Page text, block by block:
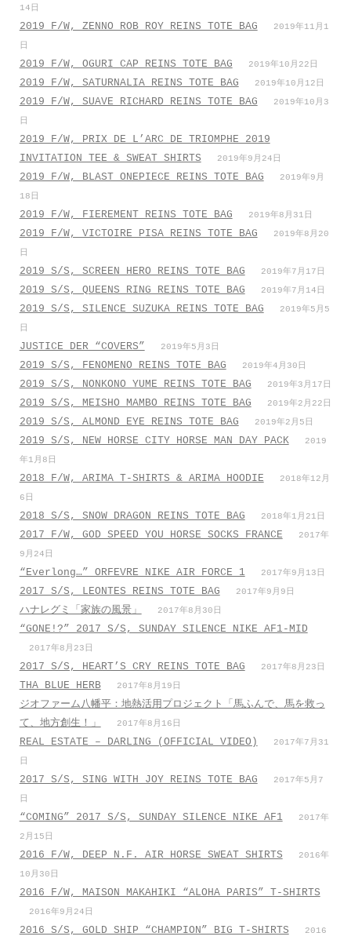
14日
2019 F/W, ZENNO ROB ROY REINS TOTE BAG
2019年11月1
日
2019 F/W, OGURI CAP REINS TOTE BAG 2019年10月22日
2019 F/W, SATURNALIA REINS TOTE BAG 2019年10月12日
2019 F/W, SUAVE RICHARD REINS TOTE BAG
2019年10月3
日
2019 F/W, PRIX DE L’ARC DE TRIOMPHE 2019
INVITATION TEE & SWEAT SHIRTS
2019年9月24日
2019 F/W, BLAST ONEPIECE REINS TOTE BAG
2019年9月
18日
2019 F/W, FIEREMENT REINS TOTE BAG 2019年8月31日
2019 F/W, VICTOIRE PISA REINS TOTE BAG
2019年8月20
日
2019 S/S, SCREEN HERO REINS TOTE BAG 2019年7月17日
2019 S/S, QUEENS RING REINS TOTE BAG 2019年7月14日
2019 S/S, SILENCE SUZUKA REINS TOTE BAG
2019年5月5
日
JUSTICE DER “COVERS” 2019年5月3日
2019 S/S, FENOMENO REINS TOTE BAG 2019年4月30日
2019 S/S, NONKONO YUME REINS TOTE BAG 2019年3月17日
2019 S/S, MEISHO MAMBO REINS TOTE BAG 2019年2月22日
2019 S/S, ALMOND EYE REINS TOTE BAG 2019年2月5日
2019 S/S, NEW HORSE CITY HORSE MAN DAY PACK
2019
年1月8日
2018 F/W, ARIMA T-SHIRTS & ARIMA HOODIE
2018年12月
6日
2018 S/S, SNOW DRAGON REINS TOTE BAG 2018年1月21日
2017 F/W, GOD SPEED YOU HORSE SOCKS FRANCE
2017年
9月24日
“Everlong…” ORFEVRE NIKE AIR FORCE 1 2017年9月13日
2017 S/S, LEONTES REINS TOTE BAG 2017年9月9日
ハナレグミ「家族の風景」 2017年8月30日
“GONE!?” 2017 S/S, SUNDAY SILENCE NIKE AF1-MID
2017年8月23日
2017 S/S, HEART’S CRY REINS TOTE BAG 2017年8月23日
THA BLUE HERB 2017年8月19日
ジオファーム八幡平：地熱活用プロジェクト「馬ふんで、馬を救っ
て、地方創生！」
2017年8月16日
REAL ESTATE – DARLING (OFFICIAL VIDEO)
2017年7月31
日
2017 S/S, SING WITH JOY REINS TOTE BAG
2017年5月7
日
“COMING” 2017 S/S, SUNDAY SILENCE NIKE AF1
2017年
2月15日
2016 F/W, DEEP N.F. AIR HORSE SWEAT SHIRTS
2016年
10月30日
2016 F/W, MAISON MAKAHIKI “ALOHA PARIS” T-SHIRTS
2016年9月24日
2016 S/S, GOLD SHIP “CHAMPION” BIG T-SHIRTS
2016